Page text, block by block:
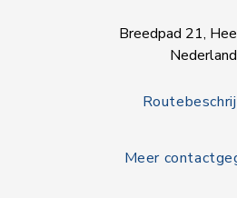
Breedpad 21,
Nederland
Meer